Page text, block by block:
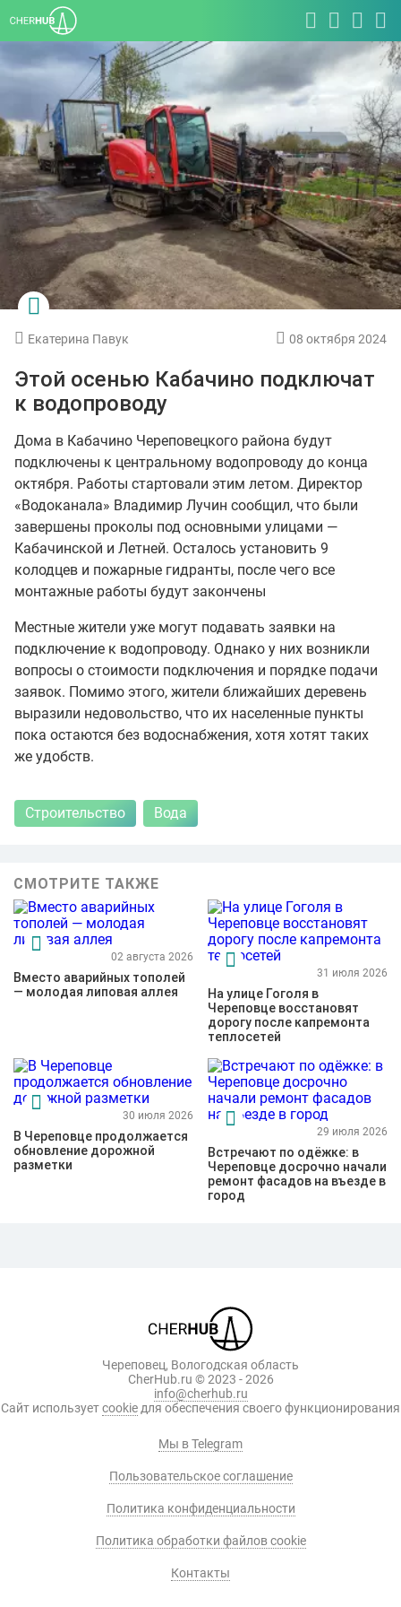
Екатерина Павук 08 октября 2024
Этой осенью Кабачино подключат
к водопроводу
Дома в Кабачино Череповецкого района будут
подключены к центральному водопроводу до конца
октября. Работы стартовали этим летом. Директор
«Водоканала» Владимир Лучин сообщил, что были
завершены проколы под основными улицами —
Кабачинской и Летней. Осталось установить 9
колодцев и пожарные гидранты, после чего все
монтажные работы будут закончены
Местные жители уже могут подавать заявки на
подключение к водопроводу. Однако у них возникли
вопросы о стоимости подключения и порядке подачи
заявок. Помимо этого, жители ближайших деревень
выразили недовольство, что их населенные пункты
пока остаются без водоснабжения, хотя хотят таких
же удобств.
Строительство Вода
СМОТРИТЕ ТАКЖЕ
02 августа 2026
Вместо аварийных тополей
— молодая липовая аллея
31 июля 2026
На улице Гоголя в
Череповце восстановят
дорогу после капремонта
теплосетей
30 июля 2026
В Череповце продолжается
обновление дорожной
разметки
29 июля 2026
Встречают по одёжке: в
Череповце досрочно начали
ремонт фасадов на въезде в
город
Череповец, Вологодская область
CherHub.ru © 2023 - 2026
info@cherhub.ru
Сайт используетcookieдля обеспечения своего функционирования
Мы в Telegram
Пользовательское соглашение
Политика конфиденциальности
Политика обработки файлов cookie
Контакты